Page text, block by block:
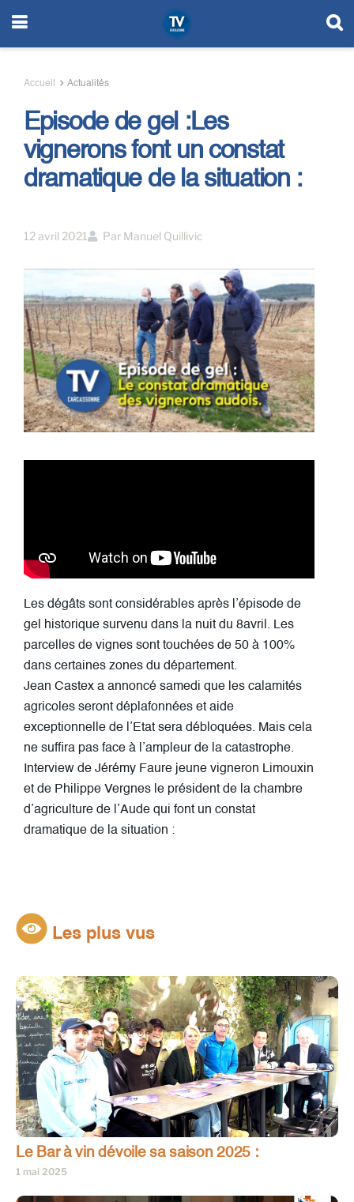
Accueil Actualités
Episode de gel :Les
vignerons font un constat
dramatique de la situation :
12 avril 2021 Par Manuel Quillivic
Les dégâts sont considérables après l’épisode de
gel historique survenu dans la nuit du 8avril. Les
parcelles de vignes sont touchées de 50 à 100%
dans certaines zones du département.
Jean Castex a annoncé samedi que les calamités
agricoles seront déplafonnées et aide
exceptionnelle de l’Etat sera débloquées. Mais cela
ne suffira pas face à l’ampleur de la catastrophe.
Interview de Jérémy Faure jeune vigneron Limouxin
et de Philippe Vergnes le président de la chambre
d’agriculture de l’Aude qui font un constat
dramatique de la situation :
Les plus vus
Le Bar à vin dévoile sa saison 2025 :
1 mai 2025